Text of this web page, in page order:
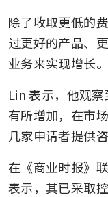
除了收取更低的
过更好的产品、
业务来实现增长。
Lin 表示，他观
有所增加，在市
几家申请者提供咨
在《商业时报》
表示，其已采取